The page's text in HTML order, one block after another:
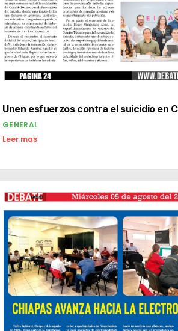
Unen esfuerzos contra el suicidio en
GENERAL
Leer mas